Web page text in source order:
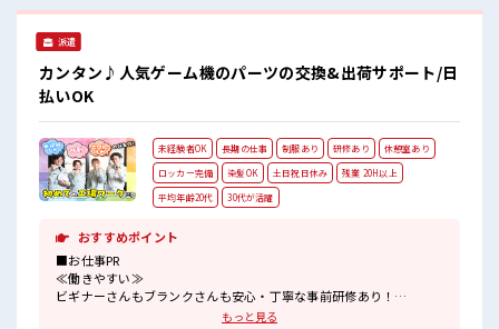
レス解消☆
派遣
カンタン♪人気ゲーム機のパーツの交換&出荷サポート/日
払いOK
未経験者OK 長期の仕事 制服あり 研修あり
休憩室あり
ロッカー完備
染髪OK 土日祝日休み
残業 20H以上
平均年齢20代
30代が活躍
おすすめポイント
■お仕事PR
≪働きやすい≫
ビギナーさんもブランクさんも安心・丁寧な事前研修あり！
もっと見る